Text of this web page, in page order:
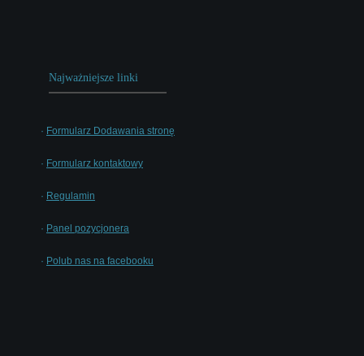
Najważniejsze linki
· Formularz Dodawania stronę
· Formularz kontaktowy
· Regulamin
· Panel pozycjonera
· Polub nas na facebooku